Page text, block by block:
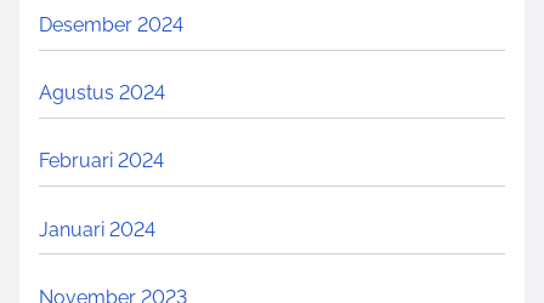
Desember 2024
Agustus 2024
Februari 2024
Januari 2024
November 2023